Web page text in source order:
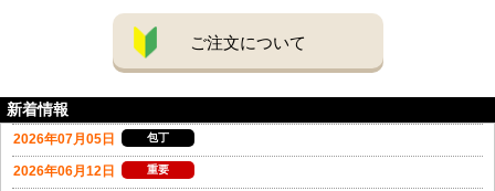
ご注文について
新着情報